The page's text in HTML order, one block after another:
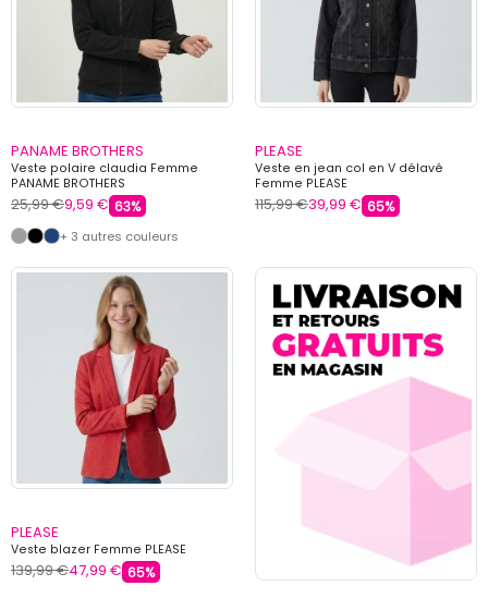
PANAME BROTHERS
Veste polaire claudia Femme
PANAME BROTHERS
25,99 €9,59 € 63%
+ 3 autres couleurs
PLEASE
Veste en jean col en V délavé
Femme PLEASE
115,99 €39,99 € 65%
PLEASE
Veste blazer Femme PLEASE
139,99 €47,99 € 65%